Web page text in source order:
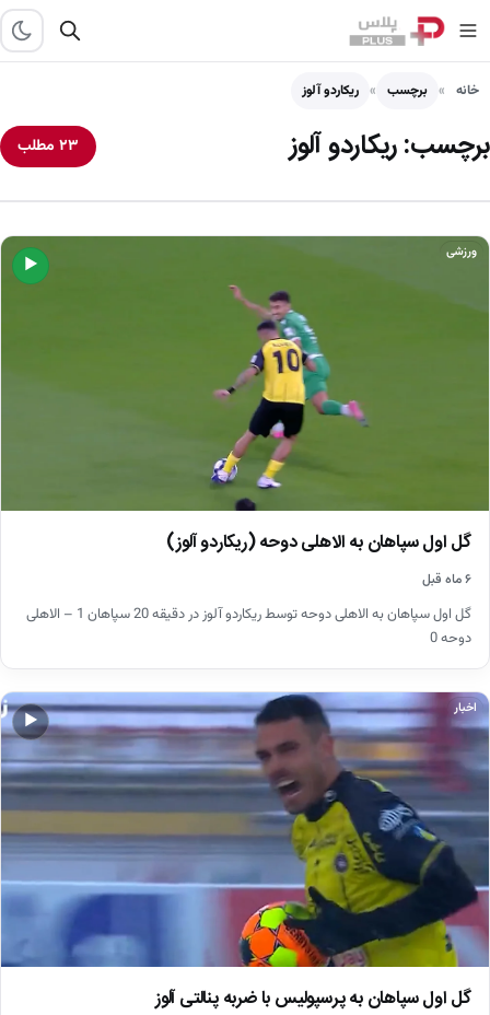
خانه برچسب ریکاردو آلوز
برچسب:ریکاردو آلوز ۲۳ مطلب
▶
ورزشی
گل اول سپاهان به الاهلی دوحه (ریکاردو آلوز)
۶ ماه قبل
گل اول سپاهان به الاهلی دوحه توسط ریکاردو آلوز در دقیقه 20 سپاهان 1 – الاهلی
دوحه 0
▶
اخبار
گل اول سپاهان به پرسپولیس با ضربه پنالتی آلوز